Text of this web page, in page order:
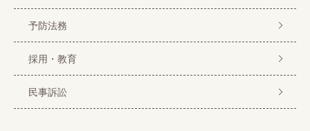
予防法務
採用・教育
民事訴訟